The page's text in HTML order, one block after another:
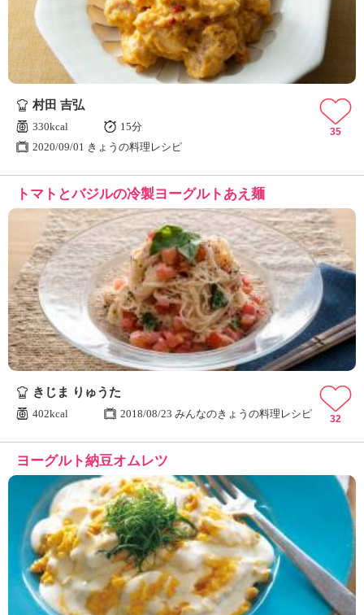
村田 吉弘
330kcal
15分
2020/09/01 きょうの料理レシピ
35
トマトとバジルの冷製ヨーグルトあえ麺
きじま りゅうた
402kcal 2018/08/23 みんなのきょうの料理レシピ 32
ヨーグルト納豆オムレツ